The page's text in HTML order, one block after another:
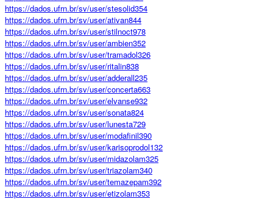
https://dados.ufrn.br/sv/user/stesolid354
https://dados.ufrn.br/sv/user/ativan844
https://dados.ufrn.br/sv/user/stilnoct978
https://dados.ufrn.br/sv/user/ambien352
https://dados.ufrn.br/sv/user/tramadol326
https://dados.ufrn.br/sv/user/ritalin838
https://dados.ufrn.br/sv/user/adderall235
https://dados.ufrn.br/sv/user/concerta663
https://dados.ufrn.br/sv/user/elvanse932
https://dados.ufrn.br/sv/user/sonata824
https://dados.ufrn.br/sv/user/lunesta729
https://dados.ufrn.br/sv/user/modafinil390
https://dados.ufrn.br/sv/user/karisoprodol132
https://dados.ufrn.br/sv/user/midazolam325
https://dados.ufrn.br/sv/user/triazolam340
https://dados.ufrn.br/sv/user/temazepam392
https://dados.ufrn.br/sv/user/etizolam353